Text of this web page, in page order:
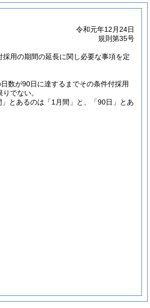
令和元年12月24日
規則第35号
用の期間の延長に関し必要な事項を定
数が90日に達するまでその条件付採用
でない。
とあるのは「1月間」と、「90日」とあ